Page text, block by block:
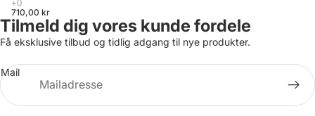
710,00 kr
Tilmeld dig vores kunde fordele
Få eksklusive tilbud og tidlig adgang til nye produkter.
Mail